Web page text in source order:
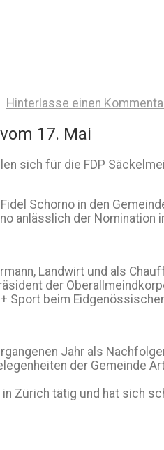
Hinterlasse einen
17. Mai
sich für die FDP
Schorno in den
anlässlich der
Landwirt und als
der
Sport beim
Jahr als
der Gemeinde
Zürich tätig und hat sich